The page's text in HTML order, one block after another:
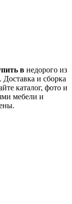
в недорого из
и сборка
каталог, фото и
мебели и